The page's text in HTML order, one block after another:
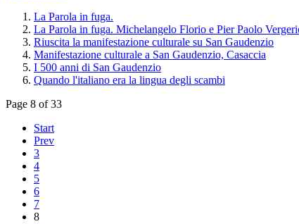
La Parola in fuga.
La Parola in fuga. Michelangelo Florio e Pier Paolo
Riuscita la manifestazione culturale su San Gaudenzio
Manifestazione culturale a San Gaudenzio, Casaccia
I 500 anni di San Gaudenzio
Quando l'italiano era la lingua degli scambi
Page 8 of 33
Start
Prev
3
4
5
6
7
8